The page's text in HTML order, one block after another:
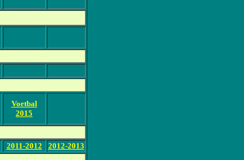
Voetbal
2015
2011-2012 2012-2013